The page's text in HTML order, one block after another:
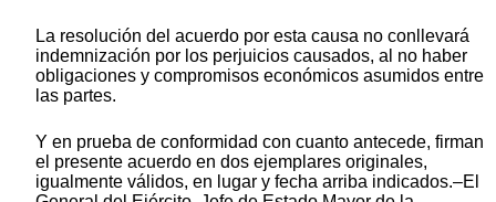
La resolución del acuerdo por esta causa no conllevará
indemnización por los perjuicios causados, al no haber
obligaciones y compromisos económicos asumidos entre
las partes.
Y en prueba de conformidad con cuanto antecede, firman
el presente acuerdo en dos ejemplares originales,
igualmente válidos, en lugar y fecha arriba indicados.–El